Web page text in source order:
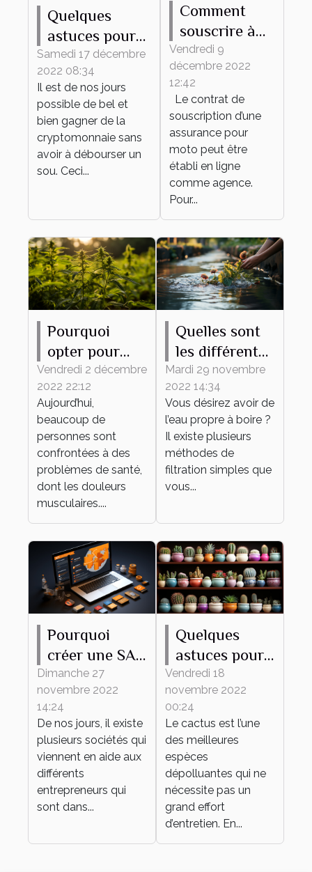
Quelques
astuces pour
trouver les
meilleurs jeux
de
cryptomonnaie
Samedi 17 décembre
2022 08:34
Il est de nos jours
possible de bel et
bien gagner de la
cryptomonnaie sans
avoir à débourser un
sou. Ceci...
Comment
souscrire à
une
assurance
moto en
ligne?
Vendredi 9
décembre 2022
12:42
Le contrat de
souscription d’une
assurance pour
moto peut être
établi en ligne
comme agence.
Pour...
Pourquoi
opter pour
l’utilisation de
l’huile de
CBD ?
Vendredi 2 décembre
2022 22:12
Aujourd’hui,
beaucoup de
personnes sont
confrontées à des
problèmes de santé,
dont les douleurs
musculaires....
Quelles sont
les différentes
méthodes
pour avoir de
l’eau propre ?
Mardi 29 novembre
2022 14:34
Vous désirez avoir de
l’eau propre à boire ?
Il existe plusieurs
méthodes de
filtration simples que
vous...
Pourquoi
créer une SAS
en ligne ?
Dimanche 27
novembre 2022
14:24
De nos jours, il existe
plusieurs sociétés qui
viennent en aide aux
différents
entrepreneurs qui
sont dans...
Quelques
astuces pour
bien
entretenir son
mini cactus
Vendredi 18
novembre 2022
00:24
Le cactus est l’une
des meilleures
espèces
dépolluantes qui ne
nécessite pas un
grand effort
d’entretien. En...